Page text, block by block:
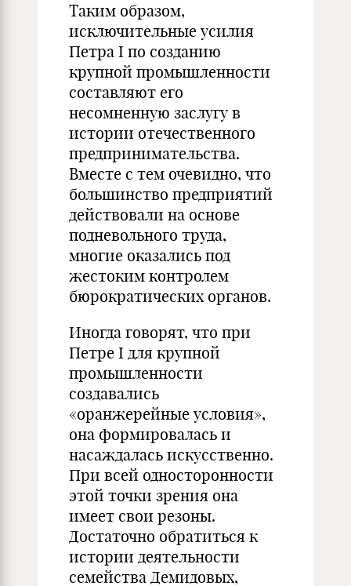
Таким образом,
исключительные усилия
Петра I по созданию
крупной промышленности
составляют его
несомненную заслугу в
истории отечественного
предпринимательства.
Вместе с тем очевидно, что
большинство предприятий
действовали на основе
подневольного труда,
многие оказались под
жестоким контролем
бюрократических органов.
Иногда говорят, что при
Петре I для крупной
промышленности
создавались
«оранжерейные условия»,
она формировалась и
насаждалась искусственно.
При всей односторонности
этой точки зрения она
имеет свои резоны.
Достаточно обратиться к
истории деятельности
семейства Демидовых,